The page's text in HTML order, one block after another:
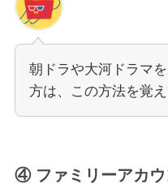
朝ドラや大河ドラマ
方は、この方法を覚
④ ファミリーアカウ